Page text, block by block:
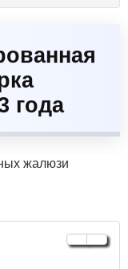
года